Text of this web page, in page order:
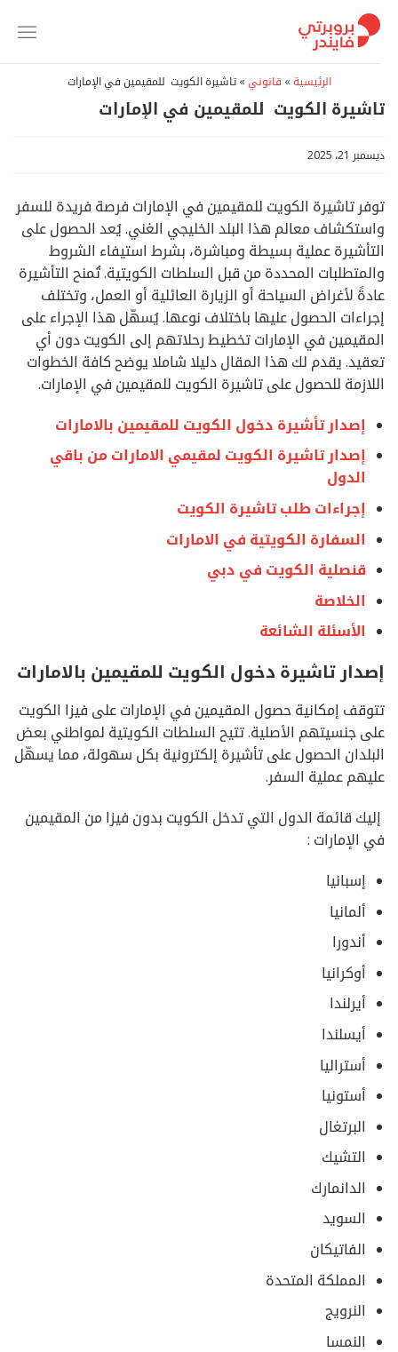
الرئيسية»قانوني»تاشيرة الكويت للمقيمين في الإمارات
تاشيرة الكويت للمقيمين في الإمارات
ديسمبر 21، 2025
توفر تاشيرة الكويت للمقيمين في الإمارات فرصة فريدة للسفر
واستكشاف معالم هذا البلد الخليجي الغني. يُعد الحصول على
التأشيرة عملية بسيطة ومباشرة، بشرط استيفاء الشروط
والمتطلبات المحددة من قبل السلطات الكويتية. تُمنح التأشيرة
عادةً لأغراض السياحة أو الزيارة العائلية أو العمل، وتختلف
إجراءات الحصول عليها باختلاف نوعها. يُسهّل هذا الإجراء على
المقيمين في الإمارات تخطيط رحلاتهم إلى الكويت دون أي
تعقيد. يقدم لك هذا المقال دليلا شاملا يوضح كافة الخطوات
اللازمة للحصول على تاشيرة الكويت للمقيمين في الإمارات.
إصدار تأشيرة دخول الكويت للمقيمين بالامارات
إصدار تاشيرة الكويت لمقيمي الامارات من باقي
الدول
إجراءات طلب تاشيرة الكويت
السفارة الكويتية في الامارات
قنصلية الكويت في دبي
الخلاصة
الأسئلة الشائعة
إصدار تاشيرة دخول الكويت للمقيمين بالامارات
تتوقف إمكانية حصول المقيمين في الإمارات على فيزا الكويت
على جنسيتهم الأصلية. تتيح السلطات الكويتية لمواطني بعض
البلدان الحصول على تأشيرة إلكترونية بكل سهولة، مما يسهّل
عليهم عملية السفر.
إليك قائمة الدول التي تدخل الكويت بدون فيزا من المقيمين
في الإمارات :
إسبانيا
ألمانيا
أندورا
أوكرانيا
أيرلندا
أيسلندا
أستراليا
أستونيا
البرتغال
التشيك
الدانمارك
السويد
الفاتيكان
المملكة المتحدة
النرويج
النمسا